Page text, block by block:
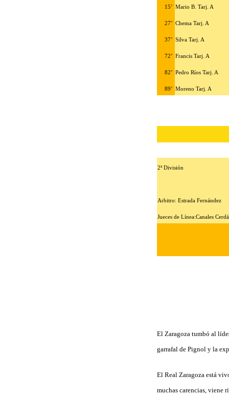
15’ Mario B. Tarj. A
27’ Chema Tarj. A
37’ Silva Tarj. A
72’ Francis Tarj. A
82’ Pedro Ríos Tarj. A
89’ Moreno Tarj. A
2ª División
Arbitro: Estrada Fernández
Jueces de Línea:Canales
El Zaragoza tumbó al
garrafal de Pignol y la
El Real Zaragoza está
muchas carencias, viene